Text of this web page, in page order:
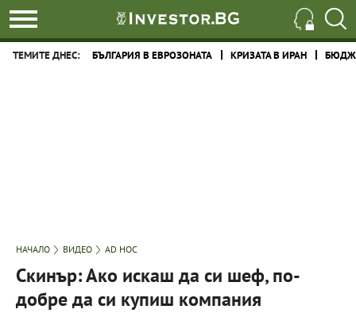
ТЕМИТЕ ДНЕС: БЪЛГАРИЯ В ЕВРОЗОНАТА КРИЗАТА В ИРАН
НАЧАЛО ВИДЕО AD HOC
Скинър: Ако искаш да си шеф, по-
добре да си купиш компания